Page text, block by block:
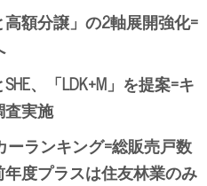
額分譲」の2軸展開強化=
、「LDK+M」を提案=キ
査実施
ランキング=総販売戸数
度プラスは住友林業のみ